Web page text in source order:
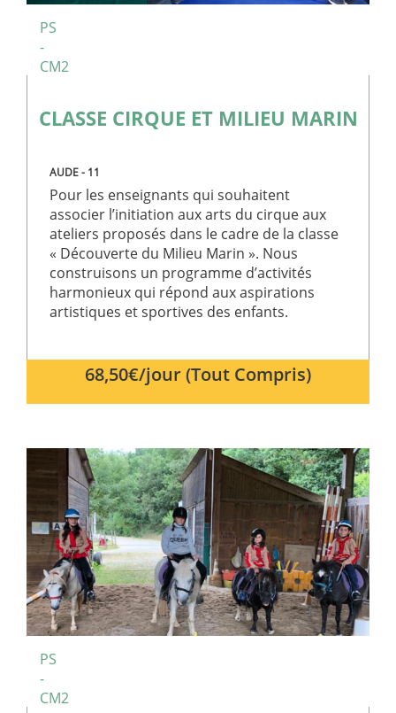
PS
-
CM2
CLASSE CIRQUE ET MILIEU MARIN
AUDE - 11
Pour les enseignants qui souhaitent
associer l’initiation aux arts du cirque aux
ateliers proposés dans le cadre de la classe
« Découverte du Milieu Marin ». Nous
construisons un programme d’activités
harmonieux qui répond aux aspirations
artistiques et sportives des enfants.
68,50€/jour (Tout Compris)
PS
-
CM2